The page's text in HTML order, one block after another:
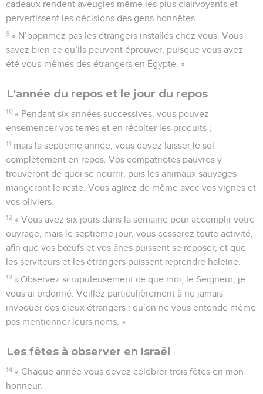
cadeaux rendent aveugles même les plus clairvoyants et
pervertissent les décisions des gens honnêtes.
9 « N’opprimez pas les étrangers installés chez vous. Vous
savez bien ce qu’ils peuvent éprouver, puisque vous avez
été vous-mêmes des étrangers en Égypte. »
L'année du repos et le jour du repos
10 « Pendant six années successives, vous pouvez
ensemencer vos terres et en récolter les produits ;
11 mais la septième année, vous devez laisser le sol
complètement en repos. Vos compatriotes pauvres y
trouveront de quoi se nourrir, puis les animaux sauvages
mangeront le reste. Vous agirez de même avec vos vignes et
vos oliviers.
12 « Vous avez six jours dans la semaine pour accomplir votre
ouvrage, mais le septième jour, vous cesserez toute activité,
afin que vos bœufs et vos ânes puissent se reposer, et que
les serviteurs et les étrangers puissent reprendre haleine.
13 « Observez scrupuleusement ce que moi, le Seigneur, je
vous ai ordonné. Veillez particulièrement à ne jamais
invoquer des dieux étrangers ; qu’on ne vous entende même
pas mentionner leurs noms. »
Les fêtes à observer en Israël
14 « Chaque année vous devez célébrer trois fêtes en mon
honneur.